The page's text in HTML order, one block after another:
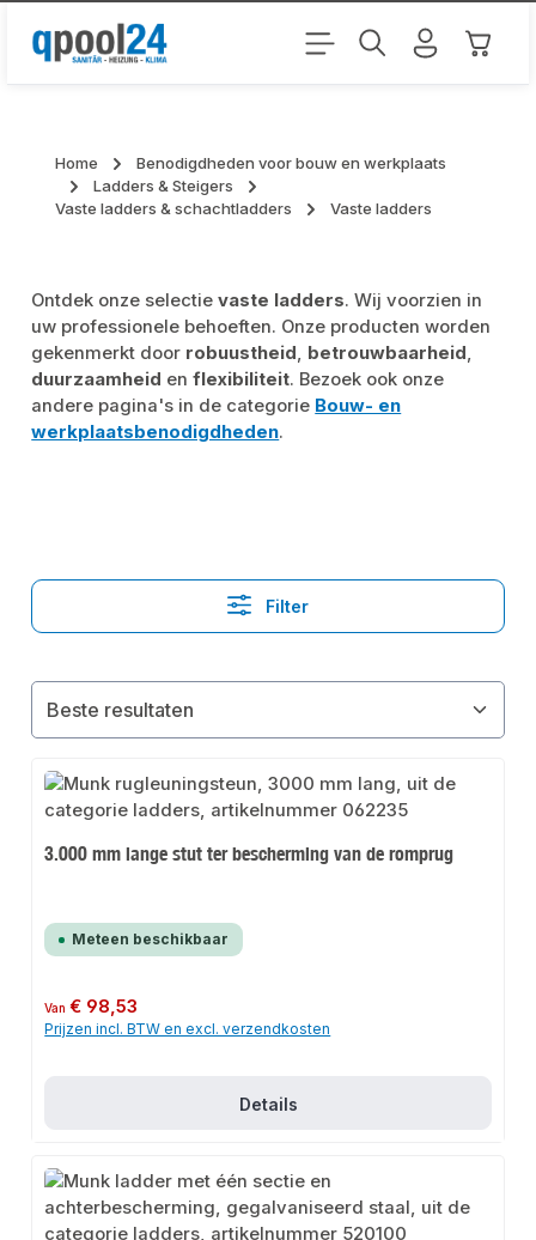
Ga naar de hoofdinhoud
Home
Benodigdheden voor bouw en werkplaats
Ladders & Steigers
Vaste ladders & schachtladders
Vaste ladders
Ontdek onze selectievaste ladders. Wij voorzien in
uw professionele behoeften. Onze producten worden
gekenmerkt door robuustheid, betrouwbaarheid,
duurzaamheid enflexibiliteit. Bezoek ook onze
andere pagina's in de categorie Bouw- en
werkplaatsbenodigdheden.
Filter
3.000 mm lange stut ter bescherming van de romprug
Meteen beschikbaar
Normale prijs:
Van€ 98,53
Prijzen incl. BTW en excl. verzendkosten
Details